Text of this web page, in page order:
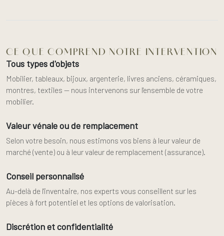
CE QUE COMPREND NOTRE INTERVENTION
Tous types d'objets
Mobilier, tableaux, bijoux, argenterie, livres anciens, céramiques,
montres, textiles — nous intervenons sur l'ensemble de votre
mobilier.
Valeur vénale ou de remplacement
Selon votre besoin, nous estimons vos biens à leur valeur de
marché (vente) ou à leur valeur de remplacement (assurance).
Conseil personnalisé
Au-delà de l'inventaire, nos experts vous conseillent sur les
pièces à fort potentiel et les options de valorisation.
Discrétion et confidentialité